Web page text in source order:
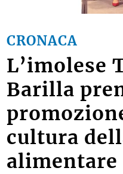
CRONACA
L’imolese
Barilla
cultura
alimentare